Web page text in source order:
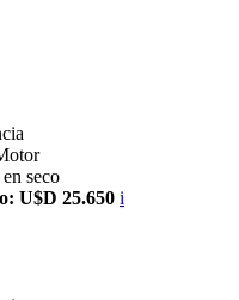
seco
U$D 25.650 i